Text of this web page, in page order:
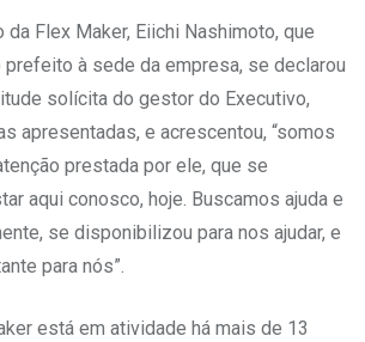
Flex Maker, Eiichi Nashimoto, que
prefeito à sede da empresa, se declarou
solícita do gestor do Executivo,
apresentadas, e acrescentou, “somos
prestada por ele, que se
aqui conosco, hoje. Buscamos ajuda e
se disponibilizou para nos ajudar, e
para nós”.
está em atividade há mais de 13